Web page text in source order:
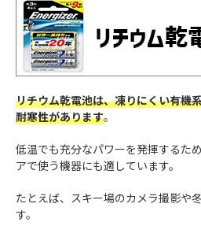
リチウム乾電池は、凍りにくい有機
耐寒性があります。
低温でも充分なパワーを発揮するた
アで使う機器にも適しています。
たとえば、スキー場のカメラ撮影や
す。